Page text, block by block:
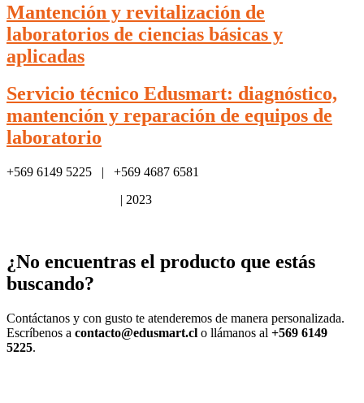
Mantención y revitalización de
laboratorios de ciencias básicas y
aplicadas
Servicio técnico Edusmart: diagnóstico,
mantención y reparación de equipos de
laboratorio
+569 6149 5225 | +569 4687 6581
| 2023
¿No encuentras el producto que estás
buscando?
Contáctanos y con gusto te atenderemos de manera personalizada.
Escríbenos a contacto@edusmart.cl o llámanos al +569 6149
5225.